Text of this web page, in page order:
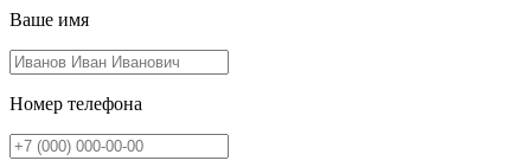
Ваше имя
Номер телефона